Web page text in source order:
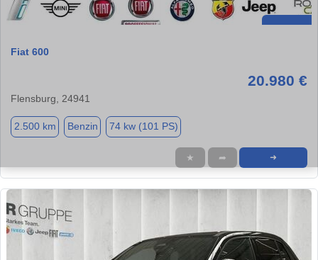
Fiat 600
20.980 €
Flensburg, 24941
2.500 km Benzin 74 kw (101 PS)
★ ➦ ➜